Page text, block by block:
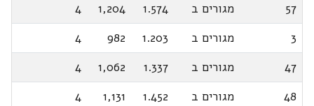
57
מגורים ב 1.574
1,204
4
3
מגורים ב 1.203
982
4
47
מגורים ב 1.337
1,062
4
48
מגורים ב 1.452
1,131
4